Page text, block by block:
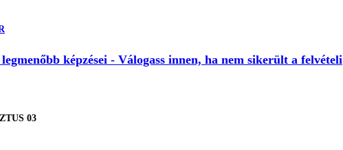
képzései - Válogass innen, ha nem sikerült a felvételi
03